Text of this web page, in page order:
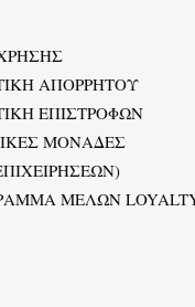
ΑΠΟΡΡΗΤΟΥ
ΕΠΙΣΤΡΟΦΩΝ
ΜΟΝΑΔΕΣ
ΜΕΛΩΝ